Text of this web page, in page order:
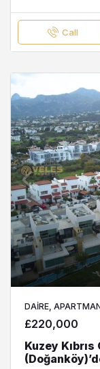
Call
DAIRE,
£220,000
Kuzey